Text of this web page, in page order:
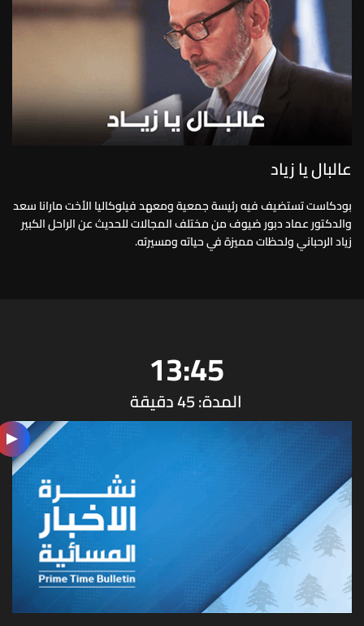
عالبال يا زياد
بودكاست تستضيف فيه رئيسة جمعية ومعهد فيلوكاليا الأخت مارانا سعد
والدكتور عماد دبور ضيوف من مختلف المجالات للحديث عن الراحل الكبير
زياد الرحباني ولحظات مميزة في حياته ومسيرته.
13:45
المدة: 45 دقيقة